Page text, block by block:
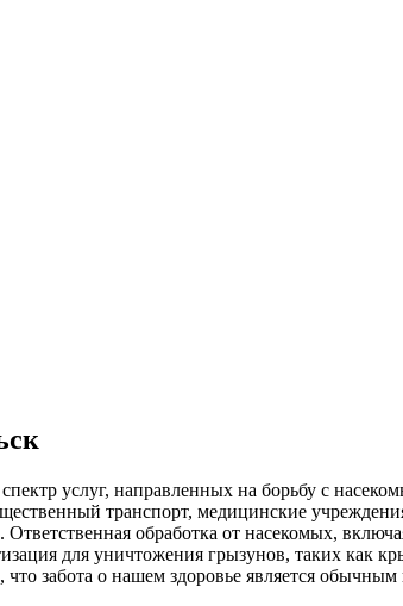
услуг, направленных на борьбу с
транспорт, медицинские
Ответственная обработка от насекомых,
для уничтожения грызунов, таких
забота о нашем здоровье является